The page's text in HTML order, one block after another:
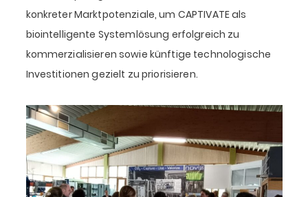
konkreter Marktpotenziale, um CAPTIVATE als
biointelligente Systemlösung erfolgreich zu
kommerzialisieren sowie künftige technologische
Investitionen gezielt zu priorisieren.